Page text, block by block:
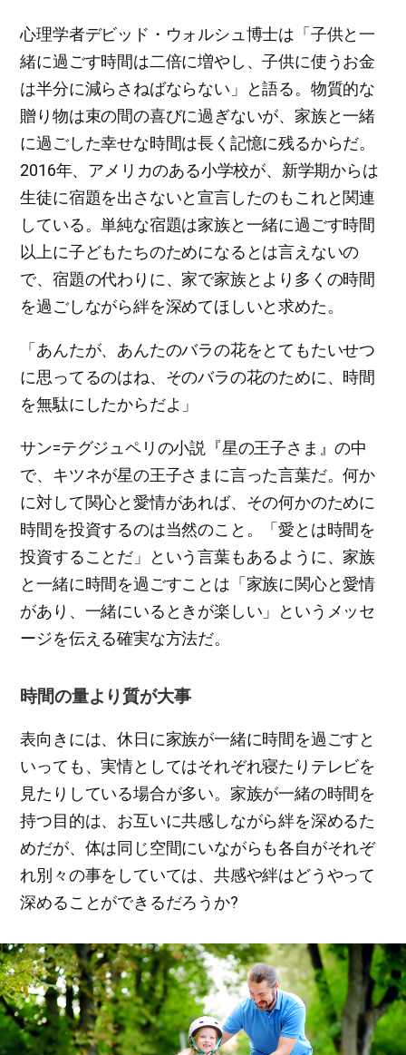
心理学者デビッド・ウォルシュ博士は「子供と一
緒に過ごす時間は二倍に増やし、子供に使うお金
は半分に減らさねばならない」と語る。物質的な
贈り物は束の間の喜びに過ぎないが、家族と一緒
に過ごした幸せな時間は長く記憶に残るからだ。
2016年、アメリカのある小学校が、新学期からは
生徒に宿題を出さないと宣言したのもこれと関連
している。単純な宿題は家族と一緒に過ごす時間
以上に子どもたちのためになるとは言えないの
で、宿題の代わりに、家で家族とより多くの時間
を過ごしながら絆を深めてほしいと求めた。
「あんたが、あんたのバラの花をとてもたいせつ
に思ってるのはね、そのバラの花のために、時間
を無駄にしたからだよ」
サン=テグジュペリの小説『星の王子さま』の中
で、キツネが星の王子さまに言った言葉だ。何か
に対して関心と愛情があれば、その何かのために
時間を投資するのは当然のこと。「愛とは時間を
投資することだ」という言葉もあるように、家族
と一緒に時間を過ごすことは「家族に関心と愛情
があり、一緒にいるときが楽しい」というメッセ
ージを伝える確実な方法だ。
時間の量より質が大事
表向きには、休日に家族が一緒に時間を過ごすと
いっても、実情としてはそれぞれ寝たりテレビを
見たりしている場合が多い。家族が一緒の時間を
持つ目的は、お互いに共感しながら絆を深めるた
めだが、体は同じ空間にいながらも各自がそれぞ
れ別々の事をしていては、共感や絆はどうやって
深めることができるだろうか?